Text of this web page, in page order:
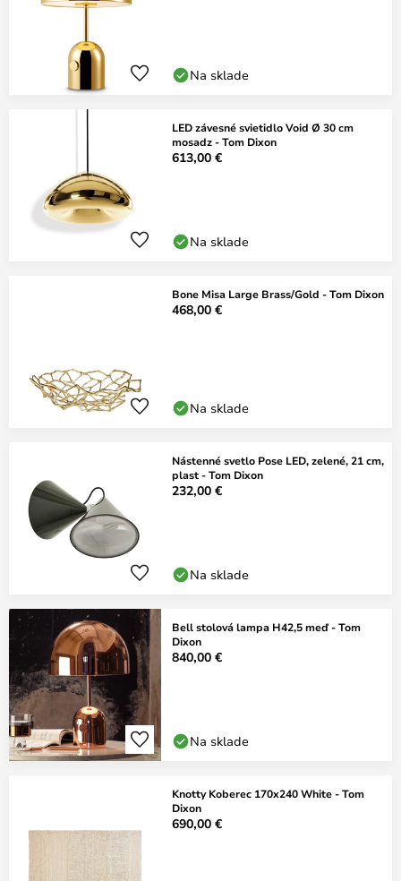
Na sklade
LED závesné svietidlo Void Ø 30 cm
mosadz - Tom Dixon
613,00 €
Na sklade
Bone Misa Large Brass/Gold - Tom Dixon
468,00 €
Na sklade
Nástenné svetlo Pose LED, zelené, 21 cm,
plast - Tom Dixon
232,00 €
Na sklade
Bell stolová lampa H42,5 meď - Tom
Dixon
840,00 €
Na sklade
Knotty Koberec 170x240 White - Tom
Dixon
690,00 €